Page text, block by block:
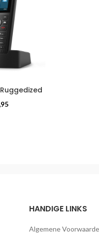
HANDIGE LINKS
Algemene